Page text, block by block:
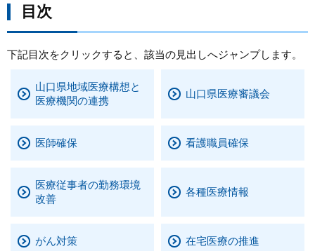
本
文
トップページ
くらし・環境
健康・福祉
まちづくり
県政情報
目次
下記目次をクリックすると、該当の見出しへジャンプします。
山口県地域医療構想と
医療機関の連携
山口県医療審議会
医師確保 看護職員確保
医療従事者の勤務環境
改善
各種医療情報
がん対策 在宅医療の推進